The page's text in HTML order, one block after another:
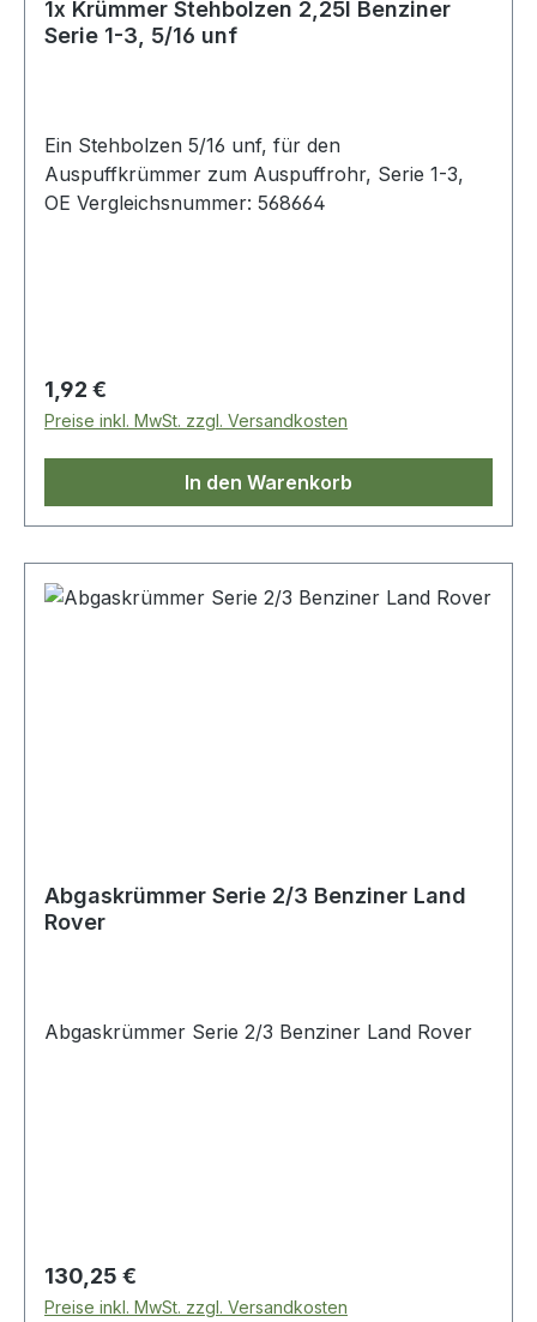
1x Krümmer Stehbolzen 2,25l Benziner
Serie 1-3, 5/16 unf
Ein Stehbolzen 5/16 unf, für den
Auspuffkrümmer zum Auspuffrohr, Serie 1-3,
OE Vergleichsnummer: 568664
Regulärer Preis:
1,92 €
Preise inkl. MwSt. zzgl. Versandkosten
In den Warenkorb
Abgaskrümmer Serie 2/3 Benziner Land
Rover
Abgaskrümmer Serie 2/3 Benziner Land Rover
Regulärer Preis:
130,25 €
Preise inkl. MwSt. zzgl. Versandkosten